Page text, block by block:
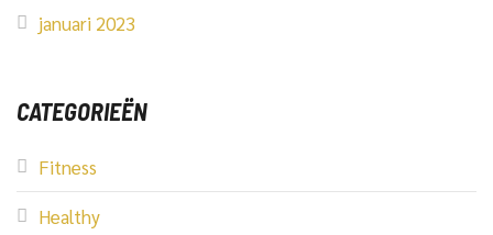
januari 2023
CATEGORIEËN
Fitness
Healthy